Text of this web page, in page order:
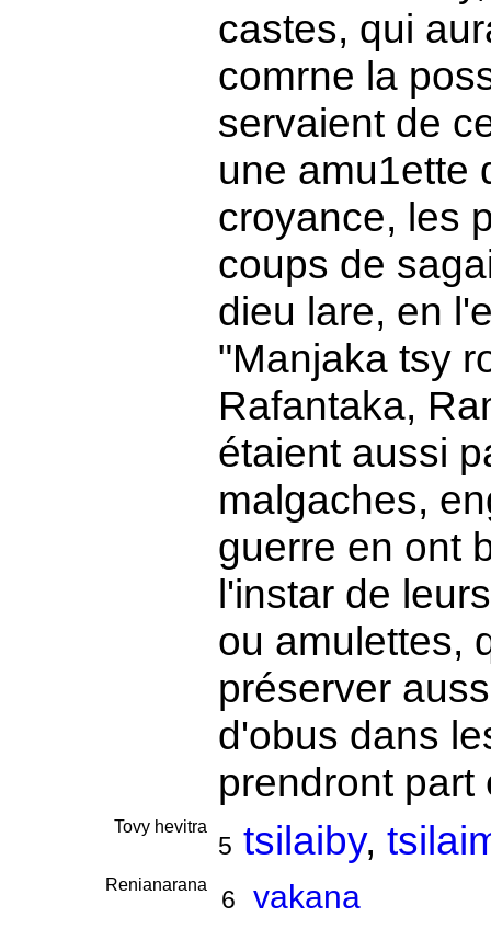
castes, qui
comrne la
servaient de
une amu1ette
croyance, les
coups de
dieu lare, en
"Manjaka tsy
Rafantaka,
étaient aussi
malgaches,
guerre en ont
l'instar de
ou amulettes,
préserver
d'obus dans
prendront
Tovy hevitra
5 tsilaiby,
Renianarana
6 vakana